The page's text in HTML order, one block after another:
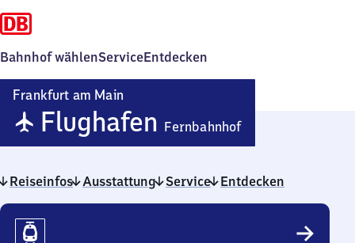
Bahnhof wählenServiceEntdecken
Frankfurt am Main
✈ Flughafen FernbahnhofFrankfurt
am Main
Reiseinfos Ausstattung Service Entdecken
Reiseinfos